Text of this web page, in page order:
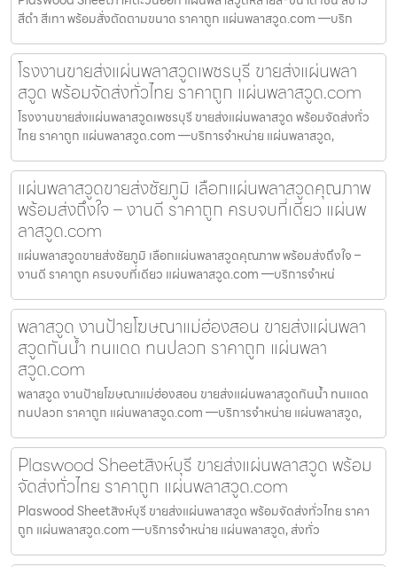
สีดำ สีเทา พร้อมสั่งตัดตามขนาด ราคาถูก แผ่นพลาสวูด.com —บริก
โรงงานขายส่งแผ่นพลาสวูดเพชรบุรี ขายส่งแผ่นพลา
สวูด พร้อมจัดส่งทั่วไทย ราคาถูก แผ่นพลาสวูด.com
โรงงานขายส่งแผ่นพลาสวูดเพชรบุรี ขายส่งแผ่นพลาสวูด พร้อมจัดส่งทั่ว
ไทย ราคาถูก แผ่นพลาสวูด.com —บริการจำหน่าย แผ่นพลาสวูด,
แผ่นพลาสวูดขายส่งชัยภูมิ เลือกแผ่นพลาสวูดคุณภาพ
พร้อมส่งถึงใจ – งานดี ราคาถูก ครบจบที่เดียว แผ่นพ
ลาสวูด.com
แผ่นพลาสวูดขายส่งชัยภูมิ เลือกแผ่นพลาสวูดคุณภาพ พร้อมส่งถึงใจ –
งานดี ราคาถูก ครบจบที่เดียว แผ่นพลาสวูด.com —บริการจำหน่
พลาสวูด งานป้ายโฆษณาแม่ฮ่องสอน ขายส่งแผ่นพลา
สวูดกันน้ำ ทนแดด ทนปลวก ราคาถูก แผ่นพลา
สวูด.com
พลาสวูด งานป้ายโฆษณาแม่ฮ่องสอน ขายส่งแผ่นพลาสวูดกันน้ำ ทนแดด
ทนปลวก ราคาถูก แผ่นพลาสวูด.com —บริการจำหน่าย แผ่นพลาสวูด,
Plaswood Sheetสิงห์บุรี ขายส่งแผ่นพลาสวูด พร้อม
จัดส่งทั่วไทย ราคาถูก แผ่นพลาสวูด.com
Plaswood Sheetสิงห์บุรี ขายส่งแผ่นพลาสวูด พร้อมจัดส่งทั่วไทย ราคา
ถูก แผ่นพลาสวูด.com —บริการจำหน่าย แผ่นพลาสวูด, ส่งทั่ว